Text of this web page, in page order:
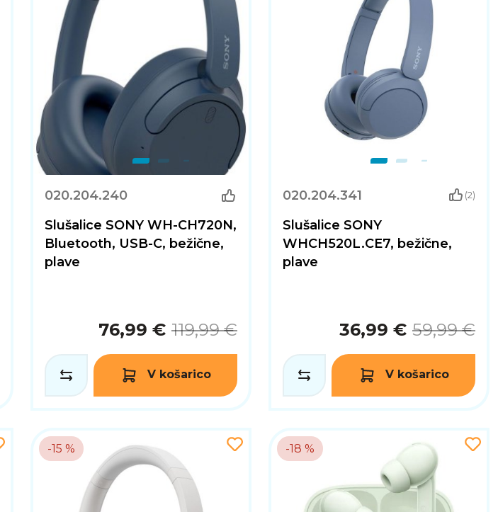
020.204.240
Slušalice SONY WH-CH720N,
Bluetooth, USB-C, bežične,
plave
76,99 € 119,99 €
V košarico
020.204.341 (2)
Slušalice SONY
WHCH520L.CE7, bežične,
plave
36,99 € 59,99 €
V košarico
-15 % -18 %